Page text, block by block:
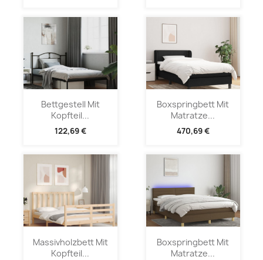
Bettgestell Mit
Kopfteil...
122,69 €
Boxspringbett Mit
Matratze...
470,69 €
Massivholzbett Mit
Kopfteil...
Boxspringbett Mit
Matratze...